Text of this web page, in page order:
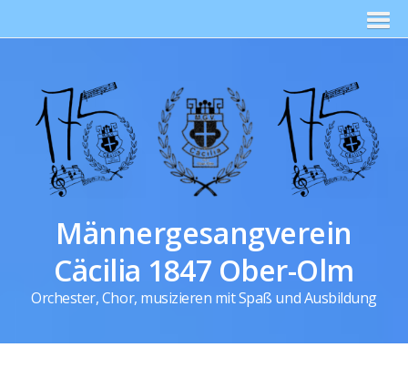
Männergesangverein
Cäcilia 1847 Ober-Olm
Orchester, Chor, musizieren mit Spaß und Ausbildung